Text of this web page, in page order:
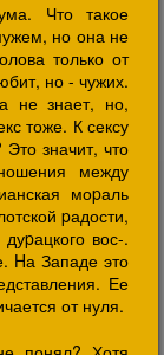
Что такое
но она не
только от
но - чужих.
не знает, но,
тоже. К сексу
значит, что
между
моpаль
pадости,
вос-.
Hа Западе это
Ее
от нуля.